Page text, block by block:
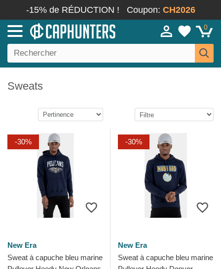
-15% de RÉDUCTION ! Coupon: CH2026
0
Sweats
-30%
New Era
Sweat à capuche bleu marine
-30%
New Era
Sweat à capuche bleu marine